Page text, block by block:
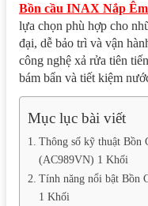
Bồn cầu INAX Nắp
lựa chọn phù hợp cho
đại, dễ bảo trì và vận
công nghệ xả rửa tiên
bám bẩn và tiết kiệm
Mục lục bài viết
Thông số kỹ thuật
(AC989VN) 1 Khối
Tính năng nổi bật Bồn
1 Khối